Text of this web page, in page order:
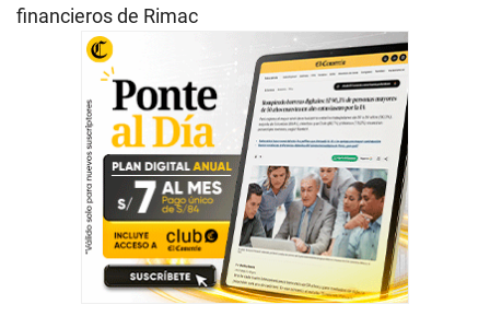
financieros de Rimac